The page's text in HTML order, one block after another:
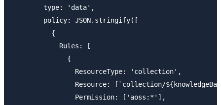
        type: 'data',
        policy: JSON.stringify([
          {
            Rules: [
              {
                ResourceType: 'collection',
Resource: [`collection/
                Permission: ['aoss:*'],